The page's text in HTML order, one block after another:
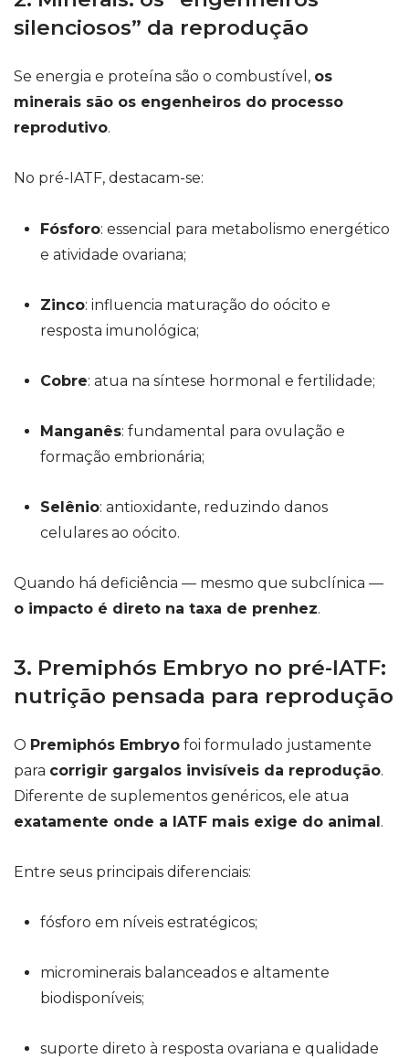
silenciosos” da reprodução
Se energia e proteína são o combustível, os
minerais são os engenheiros do processo
reprodutivo.
No pré-IATF, destacam-se:
Fósforo: essencial para metabolismo energético
e atividade ovariana;
Zinco: influencia maturação do oócito e
resposta imunológica;
Cobre: atua na síntese hormonal e fertilidade;
Manganês: fundamental para ovulação e
formação embrionária;
Selênio: antioxidante, reduzindo danos
celulares ao oócito.
Quando há deficiência — mesmo que subclínica —
o impacto é direto na taxa de prenhez.
3. Premiphós Embryo no pré-IATF:
nutrição pensada para reprodução
O Premiphós Embryo foi formulado justamente
para corrigir gargalos invisíveis da reprodução.
Diferente de suplementos genéricos, ele atua
exatamente onde a IATF mais exige do animal.
Entre seus principais diferenciais:
fósforo em níveis estratégicos;
microminerais balanceados e altamente
biodisponíveis;
suporte direto à resposta ovariana e qualidade